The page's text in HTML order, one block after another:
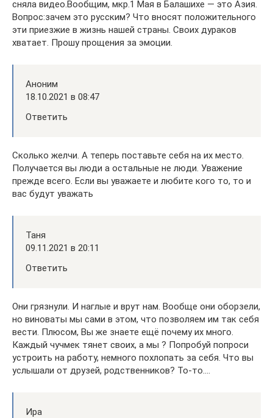
сняла видео.Вообщим, мкр.1 Мая в Балашихе — это Азия.
Вопрос:зачем это русским? Что вносят положительного
эти приезжие в жизнь нашей страны. Своих дураков
хватает. Прошу прощения за эмоции.
Аноним
18.10.2021 в 08:47
Ответить
Сколько желчи. А теперь поставьте себя на их место.
Получается вы люди а остальные не люди. Уважение
прежде всего. Если вы уважаете и любите кого то, то и
вас будут уважать
Таня
09.11.2021 в 20:11
Ответить
Они грязнули. И наглые и врут нам. Вообще они оборзели,
но виноваты мы сами в этом, что позволяем им так себя
вести. Плюсом, Вы же знаете ещё почему их много.
Каждый чучмек тянет своих, а мы ? Попробуй попроси
устроить на работу, немного похлопать за себя. Что вы
услышали от друзей, родственников? То-то….
Ира